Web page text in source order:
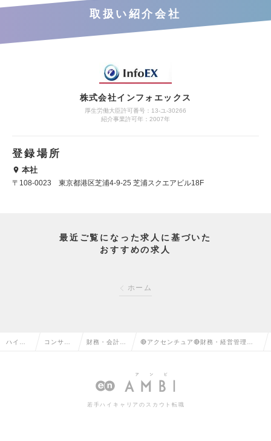
取扱い紹介会社
株式会社インフォエックス
厚生労働大臣許可番号：13-ユ-30266
紹介事業許可年：2007年
登録場所
本社
〒108-0023 東京都港区芝浦4-9-25 芝浦スクエアビル18F
最近ご覧になった求人に基づいた
おすすめの求人
ホーム
ハイク コンサル 財務・会計コ
の転職
🔴アクセンチュア🔴財務・経営管理コ
ング本部の求人情報
若手ハイキャリアのスカウト転職